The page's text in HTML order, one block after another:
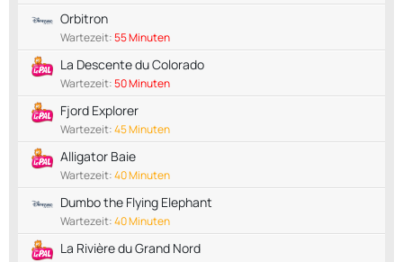
Orbitron
Wartezeit:55 Minuten
La Descente du Colorado
Wartezeit:50 Minuten
Fjord Explorer
Wartezeit:45 Minuten
Alligator Baie
Wartezeit:40 Minuten
Dumbo the Flying Elephant
Wartezeit:40 Minuten
La Rivière du Grand Nord